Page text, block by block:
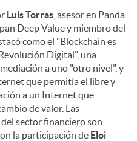
Luis Torras , asesor en Panda
Deep Value y miembro del
como el "Blockchain es
Digital", una
a uno "otro nivel", y
que permitía el libre y
a un Internet que
de valor. Las
sector financiero son
la participación de Eloi